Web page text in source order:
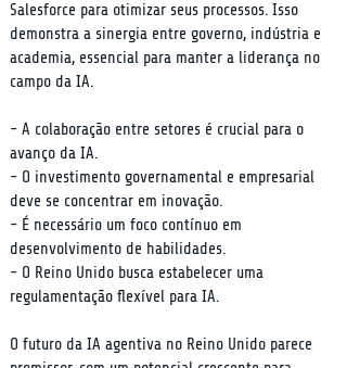
Salesforce para otimizar seus processos. Isso
demonstra a sinergia entre governo, indústria e
academia, essencial para manter a liderança no
campo da IA.
- A colaboração entre setores é crucial para o
avanço da IA.
- O investimento governamental e empresarial
deve se concentrar em inovação.
- É necessário um foco contínuo em
desenvolvimento de habilidades.
- O Reino Unido busca estabelecer uma
regulamentação flexível para IA.
O futuro da IA agentiva no Reino Unido parece